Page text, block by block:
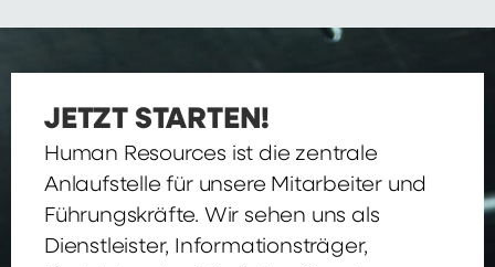
JETZT STARTEN!
Human Resources ist die zentrale
Anlaufstelle für unsere Mitarbeiter und
Führungskräfte. Wir sehen uns als
Dienstleister, Informationsträger,